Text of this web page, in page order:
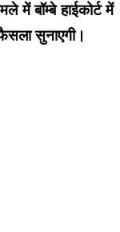
में बॉम्बे हाईकोर्ट में
सुनाएगी।